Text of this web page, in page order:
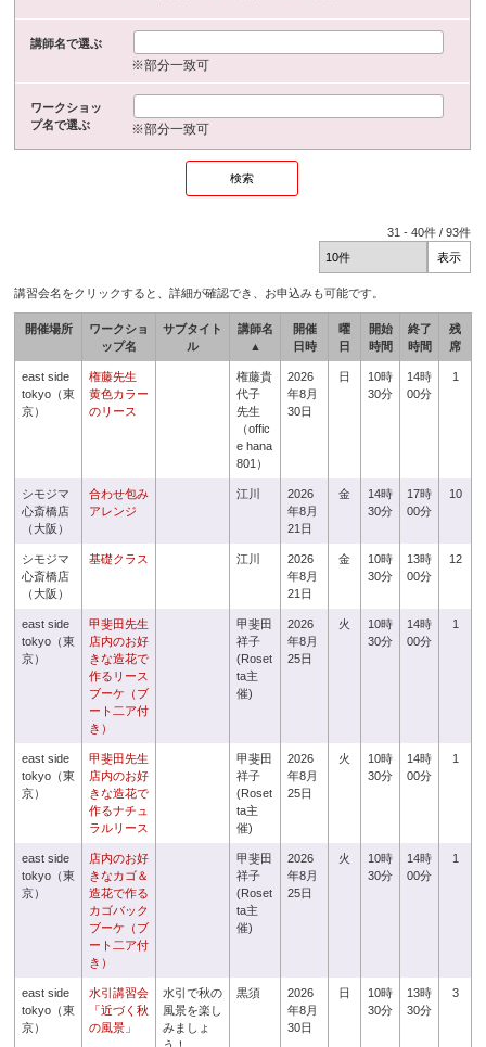
講師名で選ぶ
※部分一致可
ワークショッ
プ名で選ぶ
※部分一致可
31 -40件 /93件
講習会名をクリックすると、詳細が確認でき、お申込みも可能です。
開催場所
ワークショ
ップ名
サブタイト
ル
講師名
▲
開催
日時
曜
日
開始
時間
終了
時間
残
席
east side
tokyo（東
京）
権藤先生
黄色カラー
のリース
権藤貴
代子
先生
（offic
e hana
801）
2026
年8月
30日
日
10時
30分
14時
00分
1
シモジマ
心斎橋店
（大阪）
合わせ包み
アレンジ
江川
2026
年8月
21日
金
14時
30分
17時
00分
10
シモジマ
心斎橋店
（大阪）
基礎クラス 江川
2026
年8月
21日
金
10時
30分
13時
00分
12
east side
tokyo（東
京）
甲斐田先生
店内のお好
きな造花で
作るリース
ブーケ（ブ
ート二ア付
き）
甲斐田
祥子
(Roset
ta主
催)
2026
年8月
25日
火
10時
30分
14時
00分
1
east side
tokyo（東
京）
甲斐田先生
店内のお好
きな造花で
作るナチュ
ラルリース
甲斐田
祥子
(Roset
ta主
催)
2026
年8月
25日
火
10時
30分
14時
00分
1
east side
tokyo（東
京）
店内のお好
きなカゴ＆
造花で作る
カゴバック
ブーケ（ブ
ート二ア付
き）
甲斐田
祥子
(Roset
ta主
催)
2026
年8月
25日
火
10時
30分
14時
00分
1
east side
tokyo（東
京）
水引講習会
「近づく秋
の風景」
水引で秋の
風景を楽し
みましょ
黒須
2026
年8月
30日
日
10時
30分
13時
30分
3